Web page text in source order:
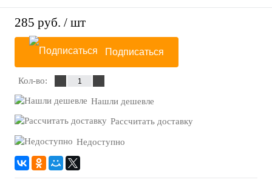
285 руб. / шт
Подписаться
Кол-во:
Нашли дешевле
Рассчитать доставку
Недоступно